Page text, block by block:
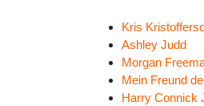
Kris
Ashley Judd
Morgan
Mein Freund
Harry Connick